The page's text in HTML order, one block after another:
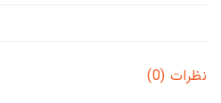
نظرات (0)